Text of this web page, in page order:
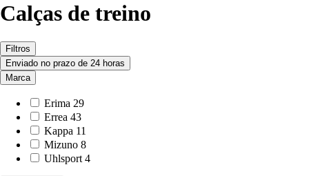
Calças de treino
Filtros
Enviado no prazo de 24 horas
Marca
Erima 29
Errea 43
Kappa 11
Mizuno 8
Uhlsport 4